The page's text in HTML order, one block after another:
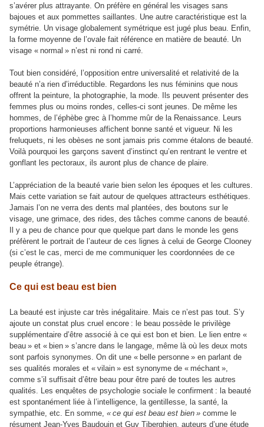
s’avérer plus attrayante. On préfère en général les visages sans
bajoues et aux pommettes saillantes. Une autre caractéristique est la
symétrie. Un visage globalement symétrique est jugé plus beau. Enfin,
la forme moyenne de l’ovale fait référence en matière de beauté. Un
visage « normal » n’est ni rond ni carré.
Tout bien considéré, l’opposition entre universalité et relativité de la
beauté n’a rien d’irréductible. Regardons les nus féminins que nous
offrent la peinture, la photographie, la mode. Ils peuvent présenter des
femmes plus ou moins rondes, celles-ci sont jeunes. De même les
hommes, de l’éphèbe grec à l’homme mûr de la Renaissance. Leurs
proportions harmonieuses affichent bonne santé et vigueur. Ni les
freluquets, ni les obèses ne sont jamais pris comme étalons de beauté.
Voilà pourquoi les garçons savent d’instinct qu’en rentrant le ventre et
gonflant les pectoraux, ils auront plus de chance de plaire.
L’appréciation de la beauté varie bien selon les époques et les cultures.
Mais cette variation se fait autour de quelques attracteurs esthétiques.
Jamais l’on ne verra des dents mal plantées, des boutons sur le
visage, une grimace, des rides, des tâches comme canons de beauté.
Il y a peu de chance pour que quelque part dans le monde les gens
préfèrent le portrait de l’auteur de ces lignes à celui de George Clooney
(si c’est le cas, merci de me communiquer les coordonnées de ce
peuple étrange).
Ce qui est beau est bien
La beauté est injuste car très inégalitaire. Mais ce n’est pas tout. S’y
ajoute un constat plus cruel encore : le beau possède le privilège
supplémentaire d’être associé à ce qui est bon et bien. Le lien entre «
beau » et « bien » s’ancre dans le langage, même là où les deux mots
sont parfois synonymes. On dit une « belle personne » en parlant de
ses qualités morales et « vilain » est synonyme de « méchant »,
comme s’il suffisait d’être beau pour être paré de toutes les autres
qualités. Les enquêtes de psychologie sociale le confirment : la beauté
est spontanément liée à l’intelligence, la gentillesse, la santé, la
sympathie, etc. En somme, « ce qui est beau est bien » comme le
résument Jean-Yves Baudouin et Guy Tiberghien, auteurs d’une étude